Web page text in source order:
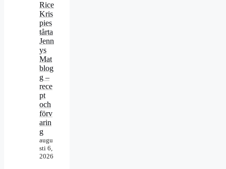
Rice
Kris
pies
tårta
Jenn
ys
Mat
blog
g –
rece
pt
och
förv
arin
g
augu
sti 6,
2026